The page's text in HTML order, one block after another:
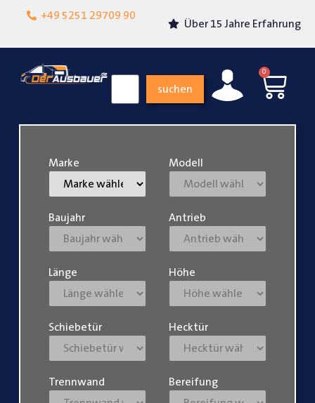
+49 5251 29709 90
Lokalgeschäft in
Über 15 Jahre Erfahrung
suchen
0
Marke Modell
Baujahr Antrieb
Länge Höhe
Schiebetür Hecktür
Trennwand Bereifung